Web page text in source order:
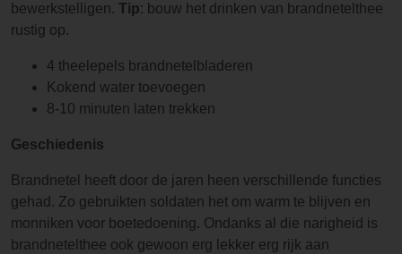
bewerkstelligen. Tip: bouw het drinken van brandnetelthee
rustig op.
4 theelepels brandnetelbladeren
Kokend water toevoegen
8-10 minuten laten trekken
Geschiedenis
Brandnetel heeft door de jaren heen verschillende functies
gehad. Zo gebruikten soldaten het om warm te blijven en
monniken voor boetedoening. Ondanks al die narigheid is
brandnetelthee ook gewoon erg lekker erg rijk aan